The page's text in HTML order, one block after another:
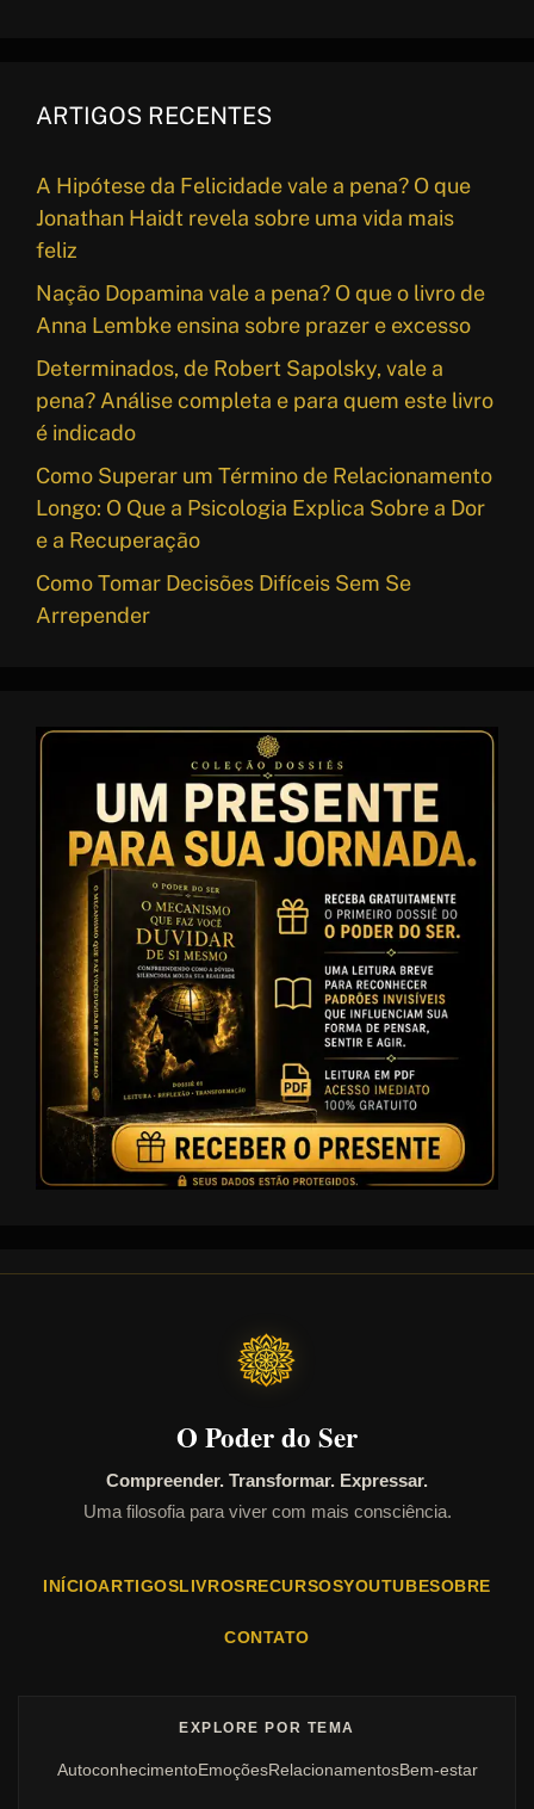
ARTIGOS RECENTES
A Hipótese da Felicidade vale a pena? O que
Jonathan Haidt revela sobre uma vida mais
feliz
Nação Dopamina vale a pena? O que o livro de
Anna Lembke ensina sobre prazer e excesso
Determinados, de Robert Sapolsky, vale a
pena? Análise completa e para quem este livro
é indicado
Como Superar um Término de Relacionamento
Longo: O Que a Psicologia Explica Sobre a Dor
e a Recuperação
Como Tomar Decisões Difíceis Sem Se
Arrepender
O Poder do Ser
Compreender. Transformar. Expressar.
Uma filosofia para viver com mais consciência.
INÍCIOARTIGOSLIVROSRECURSOSYOUTUBESOBRE
CONTATO
EXPLORE POR TEMA
AutoconhecimentoEmoçõesRelacionamentosBem-estar